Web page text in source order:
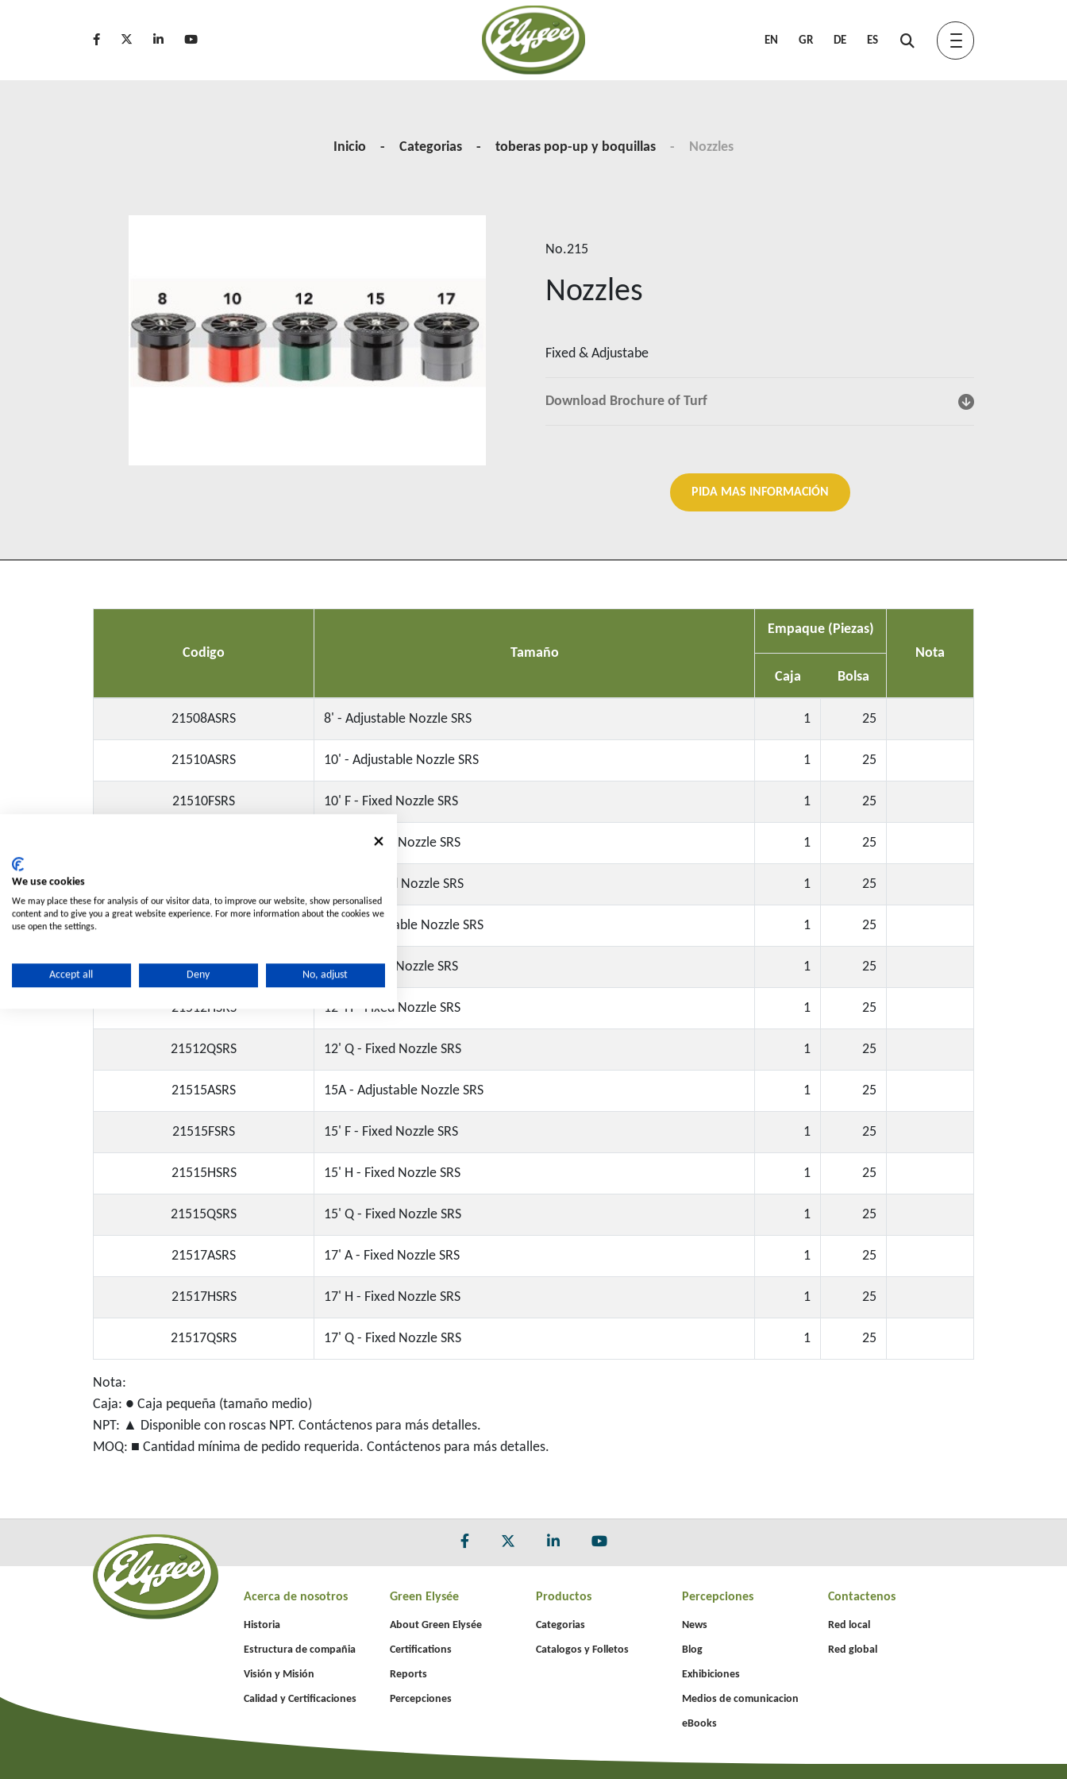
EN GR DE ES
Productos
Percepciones
Inicio Categorias toberas pop-up y boquillas Nozzles
No.215
Nozzles
Fixed & Adjustabe
Download Brochure of Turf
PIDA MAS INFORMACIÓN
Codigo Tamaño
Empaque (Piezas)
Caja Bolsa
Nota
21508ASRS 8' - Adjustable Nozzle SRS 1 25
21510ASRS 10' - Adjustable Nozzle SRS 1 25
21510FSRS 10' F - Fixed Nozzle SRS 1 25
10' H - Fixed Nozzle SRS 1 25
10" Q - Fixed Nozzle SRS 1 25
12A - Adjustable Nozzle SRS 1 25
21512FSRS 12' F - Fixed Nozzle SRS 1 25
21512HSRS 12' H - Fixed Nozzle SRS 1 25
21512QSRS 12' Q - Fixed Nozzle SRS 1 25
21515ASRS 15A - Adjustable Nozzle SRS 1 25
21515FSRS 15' F - Fixed Nozzle SRS 1 25
21515HSRS 15' H - Fixed Nozzle SRS 1 25
21515QSRS 15' Q - Fixed Nozzle SRS 1 25
21517ASRS 17' A - Fixed Nozzle SRS 1 25
21517HSRS 17' H - Fixed Nozzle SRS 1 25
21517QSRS 17' Q - Fixed Nozzle SRS 1 25
Nota:
Caja: ● Caja pequeña (tamaño medio)
NPT: ▲ Disponible con roscas NPT. Contáctenos para más detalles.
MOQ: ■ Cantidad mínima de pedido requerida. Contáctenos para más detalles.
Acerca de nosotros
Historia
Estructura de compañia
Visión y Misión
Calidad y Certificaciones
Green Elysée
About Green Elysée
Certifications
Reports
Percepciones
Productos
Categorias
Catalogos y Folletos
Percepciones
News
Blog
Exhibiciones
Medios de comunicacion
eBooks
Contactenos
Red local
Red global
We use cookies
We may place these for analysis of our visitor data, to improve our website, show personalised
content and to give you a great website experience. For more information about the cookies we
use open the settings.
Accept all Deny No, adjust